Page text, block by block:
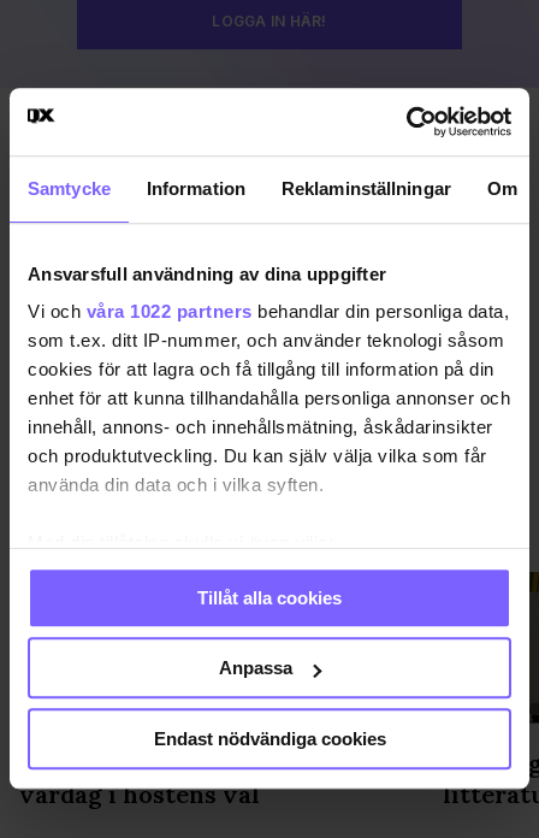
Samtycke Information Reklaminställningar Om
Ansvarsfull användning av dina uppgifter
Vi och våra 1022 partners behandlar din personliga data,
som t.ex. ditt IP-nummer, och använder teknologi såsom
cookies för att lagra och få tillgång till information på din
enhet för att kunna tillhandahålla personliga annonser och
innehåll, annons- och innehållsmätning, åskådarinsikter
och produktutveckling. Du kan själv välja vilka som får
använda din data och i vilka syften.
Samla in information om din geografiska plats
som kan ha en noggrannhet på upp till flera meter
Identifiera din enhet genom att aktivt skanna den
för specifika kännetecken (fingeravtryck)
Ta reda på mer om hur dina personliga uppgifter
Du kan ändra eller dra tillbaka ditt samtycke när som
helst från cookie-förklaringen.
Tillåt alla cookies
Anpassa
Endast nödvändiga cookies
LOGGA IN HÄR!
DELA DEN HÄR ARTIKELN
QX Ledarstick: Räkna in hela din
vardag i höstens val